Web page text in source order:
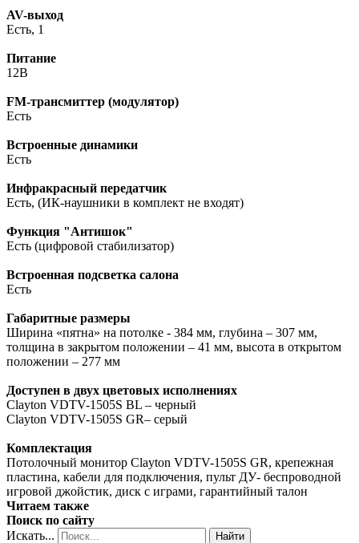
AV-выход
Есть, 1
Питание
12В
FM-трансмиттер (модулятор)
Есть
Встроенные динамики
Есть
Инфракрасный передатчик
Есть, (ИК-наушники в комплект не входят)
Функция "Антишок"
Есть (цифровой стабилизатор)
Встроенная подсветка салона
Есть
Габаритные размеры
Ширина «пятна» на потолке - 384 мм, глубина – 307 мм,
толщина в закрытом положении – 41 мм, высота в открытом
положении – 277 мм
Доступен в двух цветовых исполнениях
Clayton VDTV-1505S BL – черный
Clayton VDTV-1505S GR– серый
Комплектация
Потолочный монитор Clayton VDTV-1505S GR, крепежная
пластина, кабели для подключения, пульт ДУ- беспроводной
игровой джойстик, диск с играми, гарантийный талон
Читаем также
Поиск по сайту
Искать...
Найти